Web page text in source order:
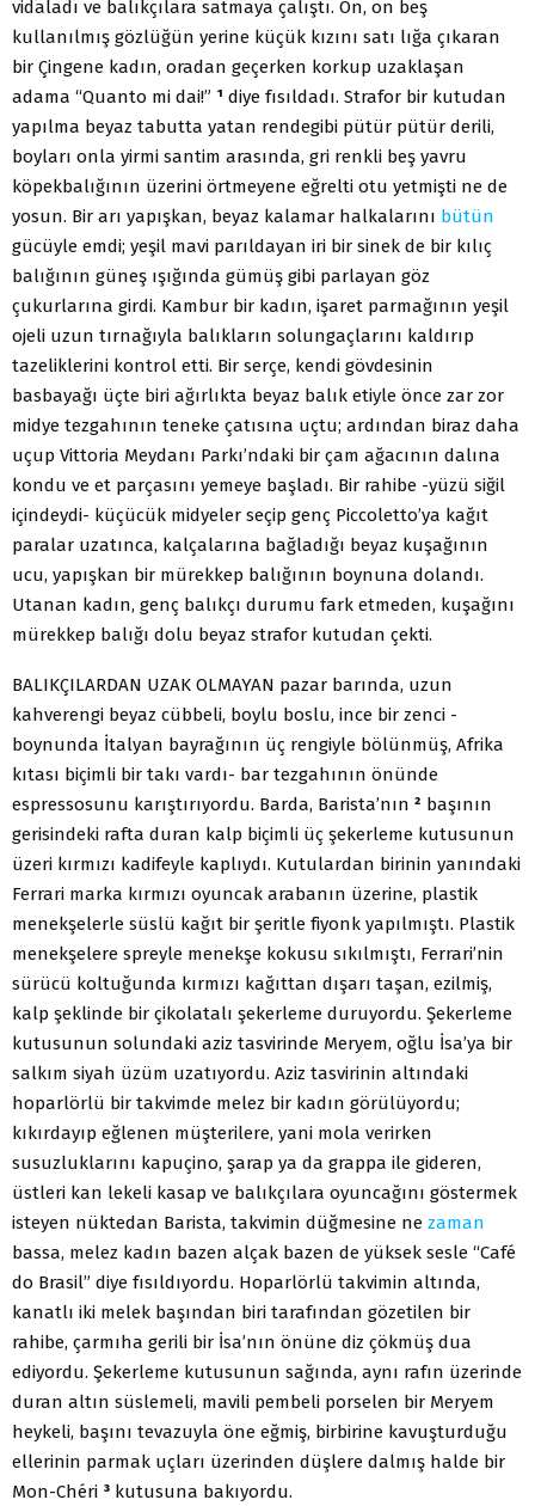
vidaladı ve balıkçılara satmaya çalıştı. On, on beş
kullanılmış gözlüğün yerine küçük kızını satı lığa çıkaran
bir Çingene kadın, oradan geçerken korkup uzaklaşan
adama “Quanto mi dai!” ¹ diye fısıldadı. Strafor bir kutudan
yapılma beyaz tabutta yatan rendegibi pütür pütür derili,
boyları onla yirmi santim arasında, gri renkli beş yavru
köpekbalığının üzerini örtmeyene eğrelti otu yetmişti ne de
yosun. Bir arı yapışkan, beyaz kalamar halkalarını bütün
gücüyle emdi; yeşil mavi parıldayan iri bir sinek de bir kılıç
balığının güneş ışığında gümüş gibi parlayan göz
çukurlarına girdi. Kambur bir kadın, işaret parmağının yeşil
ojeli uzun tırnağıyla balıkların solungaçlarını kaldırıp
tazeliklerini kontrol etti. Bir serçe, kendi gövdesinin
basbayağı üçte biri ağırlıkta beyaz balık etiyle önce zar zor
midye tezgahının teneke çatısına uçtu; ardından biraz daha
uçup Vittoria Meydanı Parkı’ndaki bir çam ağacının dalına
kondu ve et parçasını yemeye başladı. Bir rahibe -yüzü siğil
içindeydi- küçücük midyeler seçip genç Piccoletto’ya kağıt
paralar uzatınca, kalçalarına bağladığı beyaz kuşağının
ucu, yapışkan bir mürekkep balığının boynuna dolandı.
Utanan kadın, genç balıkçı durumu fark etmeden, kuşağını
mürekkep balığı dolu beyaz strafor kutudan çekti.
BALIKÇILARDAN UZAK OLMAYAN pazar barında, uzun
kahverengi beyaz cübbeli, boylu boslu, ince bir zenci -
boynunda İtalyan bayrağının üç rengiyle bölünmüş, Afrika
kıtası biçimli bir takı vardı- bar tezgahının önünde
espressosunu karıştırıyordu. Barda, Barista’nın ² başının
gerisindeki rafta duran kalp biçimli üç şekerleme kutusunun
üzeri kırmızı kadifeyle kaplıydı. Kutulardan birinin yanındaki
Ferrari marka kırmızı oyuncak arabanın üzerine, plastik
menekşelerle süslü kağıt bir şeritle fiyonk yapılmıştı. Plastik
menekşelere spreyle menekşe kokusu sıkılmıştı, Ferrari’nin
sürücü koltuğunda kırmızı kağıttan dışarı taşan, ezilmiş,
kalp şeklinde bir çikolatalı şekerleme duruyordu. Şekerleme
kutusunun solundaki aziz tasvirinde Meryem, oğlu İsa’ya bir
salkım siyah üzüm uzatıyordu. Aziz tasvirinin altındaki
hoparlörlü bir takvimde melez bir kadın görülüyordu;
kıkırdayıp eğlenen müşterilere, yani mola verirken
susuzluklarını kapuçino, şarap ya da grappa ile gideren,
üstleri kan lekeli kasap ve balıkçılara oyuncağını göstermek
isteyen nüktedan Barista, takvimin düğmesine ne zaman
bassa, melez kadın bazen alçak bazen de yüksek sesle “Café
do Brasil” diye fısıldıyordu. Hoparlörlü takvimin altında,
kanatlı iki melek başından biri tarafından gözetilen bir
rahibe, çarmıha gerili bir İsa’nın önüne diz çökmüş dua
ediyordu. Şekerleme kutusunun sağında, aynı rafın üzerinde
duran altın süslemeli, mavili pembeli porselen bir Meryem
heykeli, başını tevazuyla öne eğmiş, birbirine kavuşturduğu
ellerinin parmak uçları üzerinden düşlere dalmış halde bir
Mon-Chéri ³ kutusuna bakıyordu.